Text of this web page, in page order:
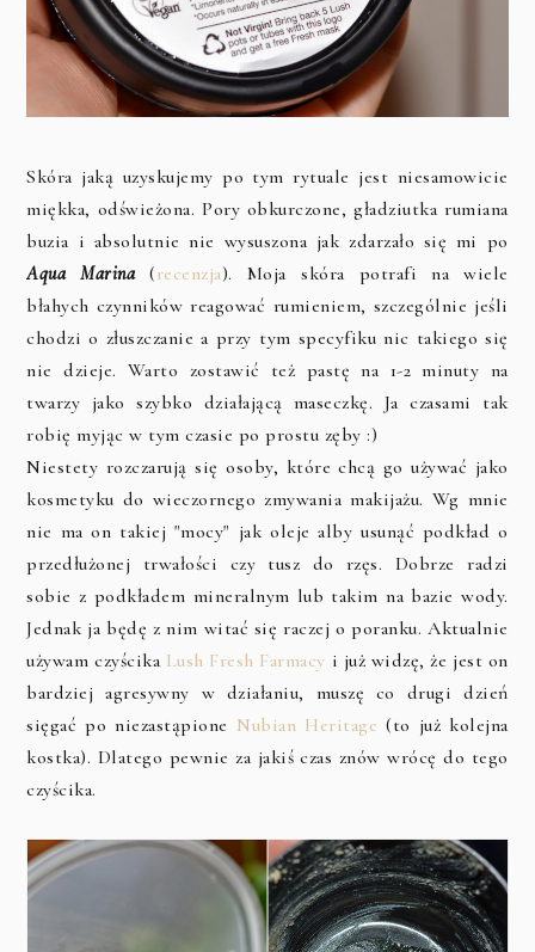
Skóra jaką uzyskujemy po tym rytuale jest niesamowicie
miękka, odświeżona. Pory obkurczone, gładziutka rumiana
buzia i absolutnie nie wysuszona jak zdarzało się mi po
Aqua Marina(recenzja). Moja skóra potrafi na wiele
błahych czynników reagować rumieniem, szczególnie jeśli
chodzi o złuszczanie a przy tym specyfiku nic takiego się
nie dzieje. Warto zostawić też pastę na 1-2 minuty na
twarzy jako szybko działającą maseczkę. Ja czasami tak
robię myjąc w tym czasie po prostu zęby :)
Niestety rozczarują się osoby, które chcą go używać jako
kosmetyku do wieczornego zmywania makijażu. Wg mnie
nie ma on takiej "mocy" jak oleje alby usunąć podkład o
przedłużonej trwałości czy tusz do rzęs. Dobrze radzi
sobie z podkładem mineralnym lub takim na bazie wody.
Jednak ja będę z nim witać się raczej o poranku. Aktualnie
używam czyścika Lush Fresh Farmacy i już widzę, że jest on
bardziej agresywny w działaniu, muszę co drugi dzień
sięgać po niezastąpione Nubian Heritage (to już kolejna
kostka). Dlatego pewnie za jakiś czas znów wrócę do tego
czyścika.